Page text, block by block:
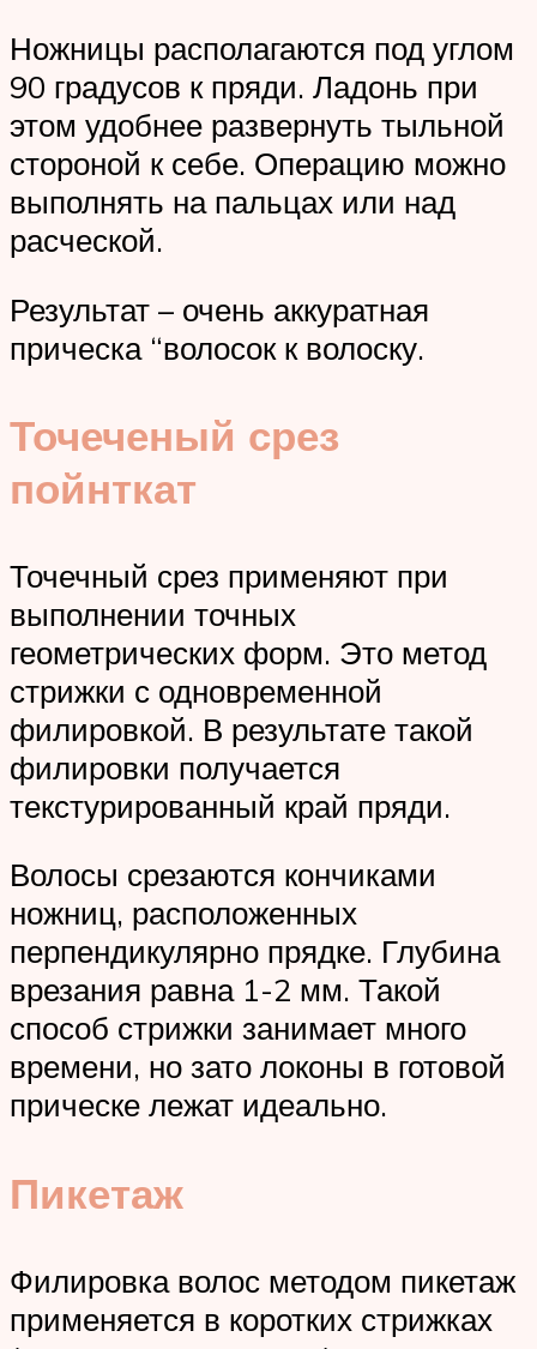
Ножницы располагаются под углом
90 градусов к пряди. Ладонь при
этом удобнее развернуть тыльной
стороной к себе. Операцию можно
выполнять на пальцах или над
расческой.
Результат – очень аккуратная
прическа “волосок к волоску.
Точеченый срез
пойнткат
Точечный срез применяют при
выполнении точных
геометрических форм. Это метод
стрижки с одновременной
филировкой. В результате такой
филировки получается
текстурированный край пряди.
Волосы срезаются кончиками
ножниц, расположенных
перпендикулярно прядке. Глубина
врезания равна 1-2 мм. Такой
способ стрижки занимает много
времени, но зато локоны в готовой
прическе лежат идеально.
Пикетаж
Филировка волос методом пикетаж
применяется в коротких стрижках